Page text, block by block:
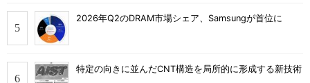
2026年Q2のDRAM市場シェア、Samsungが首位に
特定の向きに並んだCNT構造を局所的に形成する新技術